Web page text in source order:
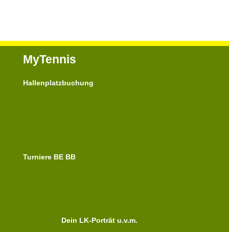
MyTennis
Hallenplatzbuchung
Turniere BE BB
Dein LK-Porträt u.v.m.